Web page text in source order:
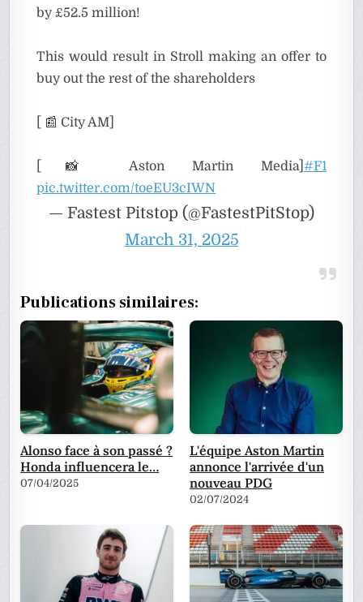
by £52.5 million!
This would result in Stroll making an offer to
buy out the rest of the shareholders
[ 📰 City AM]
[📸 Aston Martin Media] #F1
pic.twitter.com/toeEU3cIWN
— Fastest Pitstop (@FastestPitStop)
March 31, 2025
Publications similaires:
Alonso face à son passé ?
Honda influencera le…
07/04/2025
L'équipe Aston Martin
annonce l'arrivée d'un
nouveau PDG
02/07/2024